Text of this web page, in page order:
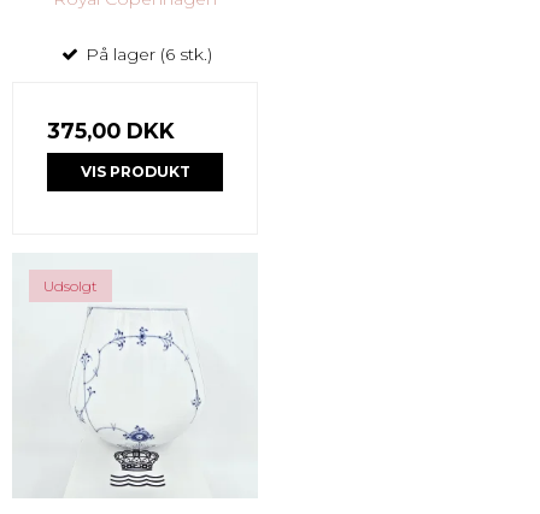
På lager (6 stk.)
375,00 DKK
VIS PRODUKT
Udsolgt